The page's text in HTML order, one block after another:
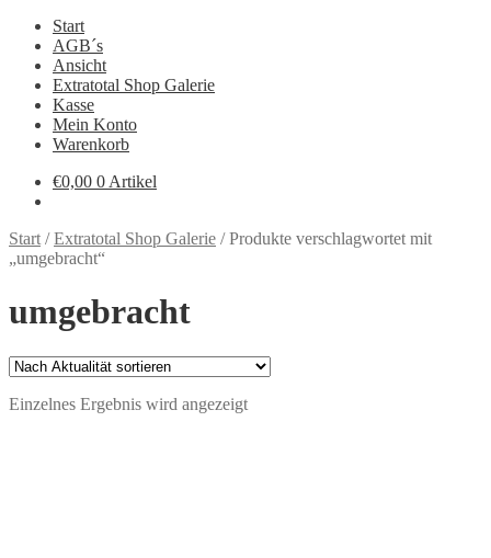
Start
AGB´s
Ansicht
Extratotal Shop Galerie
Kasse
Mein Konto
Warenkorb
€0,00 0 Artikel
Start /Extratotal Shop Galerie /Produkte verschlagwortet mit
„umgebracht“
umgebracht
Einzelnes Ergebnis wird angezeigt